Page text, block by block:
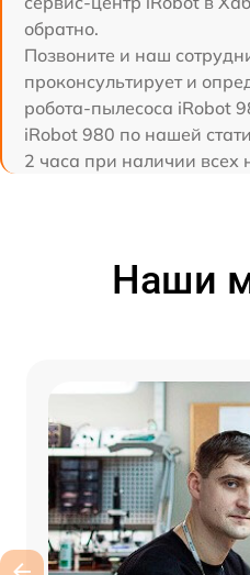
обратно.
Позвоните и наш
проконсультирует и
робота-пылесоса iRobot
iRobot 980 по нашей
2 часа при наличии всех
Наши